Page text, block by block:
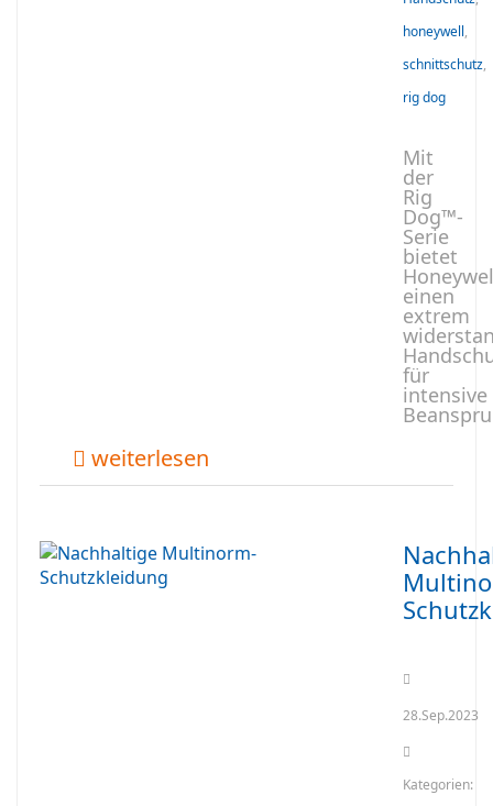
honeywell,
schnittschutz,
rig dog
Mit
der
Rig
Dog™-
Serie
bietet
einen
extrem
für
intensive
weiterlesen
28.Sep.2023
Kategorien: